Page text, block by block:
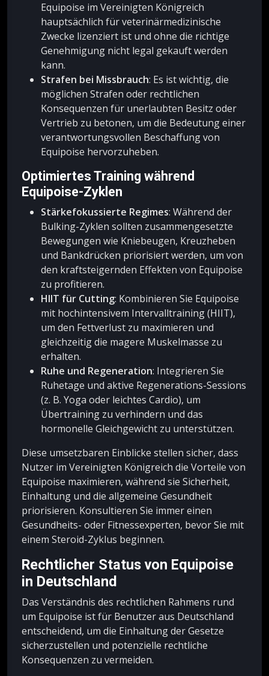
Equipoise im Vereinigten Königreich
hauptsächlich für veterinärmedizinische
Zwecke lizenziert ist und ohne die richtige
Genehmigung nicht legal gekauft werden
kann.
Strafen bei Missbrauch: Es ist wichtig, die
möglichen Strafen oder rechtlichen
Konsequenzen für unerlaubten Besitz oder
Vertrieb zu betonen, um die Bedeutung einer
verantwortungsvollen Beschaffung von
Equipoise hervorzuheben.
Optimiertes Training während
Equipoise-Zyklen
Stärkefokussierte Regimes: Während der
Bulking-Zyklen sollten zusammengesetzte
Bewegungen wie Kniebeugen, Kreuzheben
und Bankdrücken priorisiert werden, um von
den kraftsteigernden Effekten von Equipoise
zu profitieren.
HIIT für Cutting: Kombinieren Sie Equipoise
mit hochintensivem Intervalltraining (HIIT),
um den Fettverlust zu maximieren und
gleichzeitig die magere Muskelmasse zu
erhalten.
Ruhe und Regeneration: Integrieren Sie
Ruhetage und aktive Regenerations-Sessions
(z. B. Yoga oder leichtes Cardio), um
Übertraining zu verhindern und das
hormonelle Gleichgewicht zu unterstützen.
Diese umsetzbaren Einblicke stellen sicher, dass
Nutzer im Vereinigten Königreich die Vorteile von
Equipoise maximieren, während sie Sicherheit,
Einhaltung und die allgemeine Gesundheit
priorisieren. Konsultieren Sie immer einen
Gesundheits- oder Fitnessexperten, bevor Sie mit
einem Steroid-Zyklus beginnen.
Rechtlicher Status von Equipoise
in Deutschland
Das Verständnis des rechtlichen Rahmens rund
um Equipoise ist für Benutzer aus Deutschland
entscheidend, um die Einhaltung der Gesetze
sicherzustellen und potenzielle rechtliche
Konsequenzen zu vermeiden.